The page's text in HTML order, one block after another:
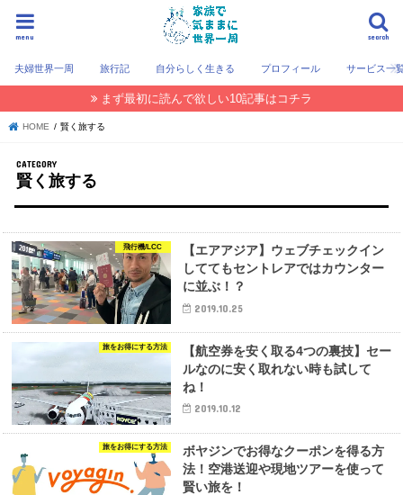
search
menu
夫婦世界一周 旅行記 自分らしく生きる プロフィール サービス一
まず最初に読んで欲しい10記事はコチラ
HOME 賢く旅する
賢く旅する
飛行機/LCC
【エアアジア】ウェブチェックイン
しててもセントレアではカウンター
に並ぶ！？
2019.10.25
旅をお得にする方法
【航空券を安く取る4つの裏技】セー
ルなのに安く取れない時も試して
ね！
2019.10.12
旅をお得にする方法
ボヤジンでお得なクーポンを得る方
法！空港送迎や現地ツアーを使って
賢い旅を！